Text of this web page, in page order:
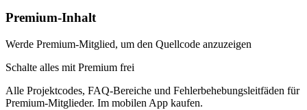
Premium-Inhalt
Werde Premium-Mitglied, um den Quellcode anzuzeigen
Schalte alles mit Premium frei
Alle Projektcodes, FAQ-Bereiche und Fehlerbehebungsleitfäden für
Premium-Mitglieder. Im mobilen App kaufen.